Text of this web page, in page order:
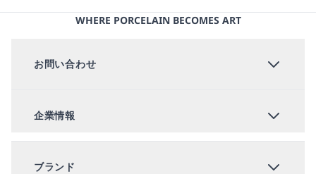
WHERE PORCELAIN BECOMES ART
お問い合わせ
企業情報
Lladró B2B
ブランド